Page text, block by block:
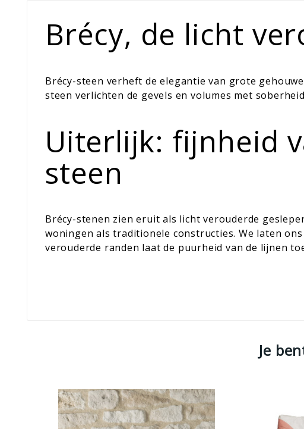
Brécy, de licht
Brécy-steen verheft de elegantie van grote
steen verlichten de gevels en volumes met
Uiterlijk: fijnheid
steen
Brécy-stenen zien eruit als licht verouderde
woningen als traditionele constructies. We laten
verouderde randen laat de puurheid van de lijnen
Je